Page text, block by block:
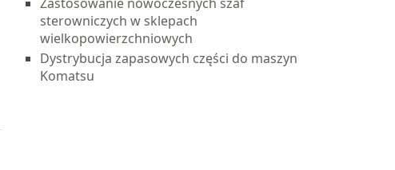
sterowniczych w sklepach
wielkopowierzchniowych
Dystrybucja zapasowych części do maszyn
Komatsu